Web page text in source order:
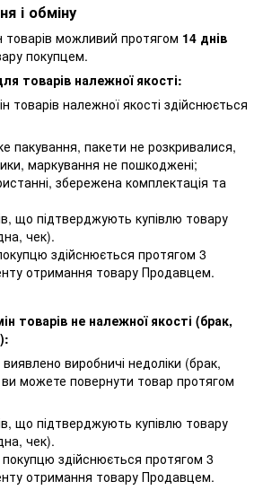
і обміну
товарів можливий протягом 14 днів
покупцем.
товарів належної якості:
товарів належної якості здійснюється
пакування, пакети не розкривалися,
маркування не пошкоджені;
збережена комплектація та
що підтверджують купівлю товару
чек).
здійснюється протягом 3
отримання товару Продавцем.
товарів не належної якості (брак,
виробничі недоліки (брак,
можете повернути товар протягом
що підтверджують купівлю товару
чек).
здійснюється протягом 3
отримання товару Продавцем.